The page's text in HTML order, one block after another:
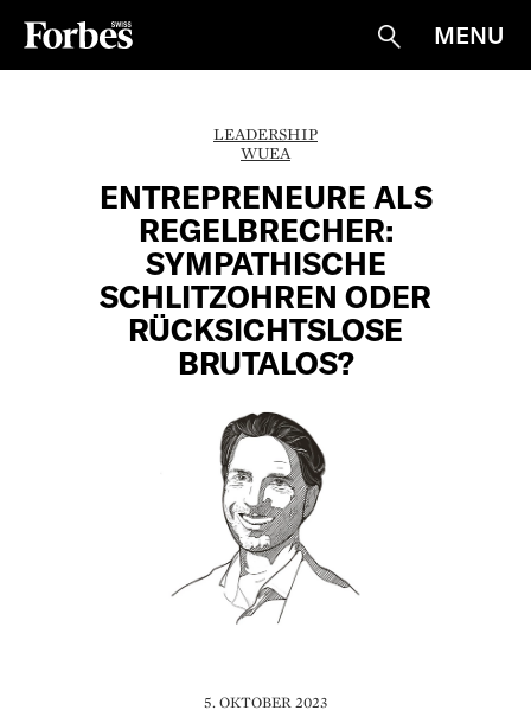
Suche
MENU
LEADERSHIP
WUEA
ENTREPRENEURE ALS
REGELBRECHER:
SYMPATHISCHE
SCHLITZOHREN ODER
RÜCKSICHTSLOSE
BRUTALOS?
5. OKTOBER 2023